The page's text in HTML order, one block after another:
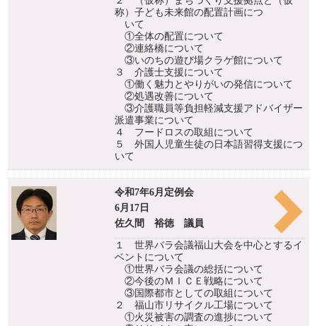
称）子ども未来館の配置計画につ
いて
①全体の配置について
②連絡橋について
③いのちの遊び場クラゲ館について
３ 介護士支援について
①働く魅力とやりがいの発信について
②処遇改善について
③介護職員等負担軽減支援アドバイザー
派遣事業について
４ フードロスの取組について
５ 外国人児童生徒の日本語習得支援につ
いて
令和7年6月定例会
6月17日
佐久間 裕徳 議員
１ 世界バラ会議福山大会を中心とするイ
ベントについて
①世界バラ会議の総括について
②今後のＭＩＣＥ戦略について
③国際都市としての取組について
２ 福山市リサイクル工場について
①火災被害の調査の進捗について